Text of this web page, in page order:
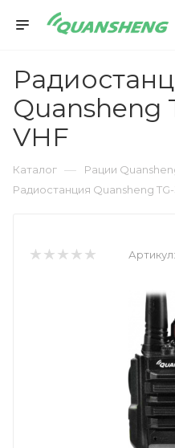
Quansheng
VHF
Каталог — Рации
Радиостанция Quansheng
Артикул: